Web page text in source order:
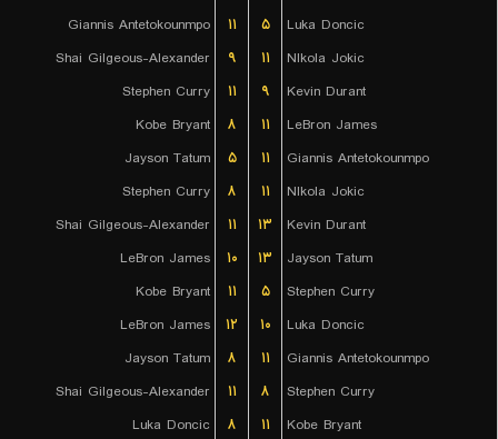
Giannis Antetokounmpo
۱۱ ۵
Luka Doncic
Shai Gilgeous-Alexander
۹ ۱۱
NIkola Jokic
Stephen Curry
۱۱ ۹
Kevin Durant
Kobe Bryant
۸ ۱۱
LeBron James
Jayson Tatum
۵ ۱۱
Giannis Antetokounmpo
Stephen Curry
۸ ۱۱
NIkola Jokic
Shai Gilgeous-Alexander
۱۱ ۱۳
Kevin Durant
LeBron James
۱۰ ۱۳
Jayson Tatum
Kobe Bryant
۱۱ ۵
Stephen Curry
LeBron James
۱۲ ۱۰
Luka Doncic
Jayson Tatum
۸ ۱۱
Giannis Antetokounmpo
Shai Gilgeous-Alexander
۱۱ ۸
Stephen Curry
Luka Doncic
۸ ۱۱
Kobe Bryant